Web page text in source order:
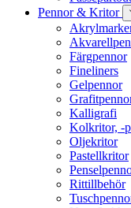
Pennor & Kritor
Färgpennor
Fineliners
Gelpennor
Kalligrafi
Kolkritor, -
Oljekritor
Pastellkritor
Rittillbehör